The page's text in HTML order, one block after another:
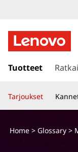
i
r
y
ä
Tuotteet
Tarjoukset
Home> Glossary>